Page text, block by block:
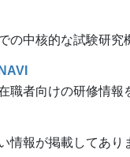
中核的な試験研究
者向けの研修情報
報が掲載してあり